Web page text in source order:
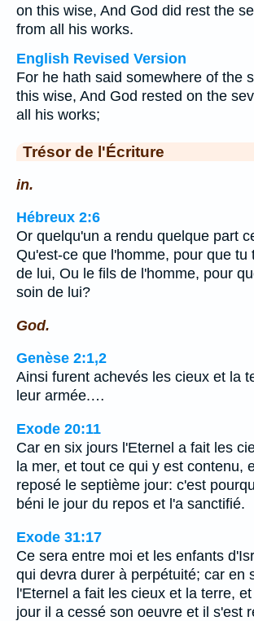
on this wise, And God did rest the
from all his works.
English Revised Version
For he hath said somewhere of the
this wise, And God rested on the
all his works;
Trésor de l'Écriture
in.
Hébreux 2:6
Or quelqu'un a rendu quelque part
Qu'est-ce que l'homme, pour que tu
de lui, Ou le fils de l'homme, pour
soin de lui?
God.
Genèse 2:1,2
Ainsi furent achevés les cieux et la
leur armée.…
Exode 20:11
Car en six jours l'Eternel a fait les
la mer, et tout ce qui y est contenu,
reposé le septième jour: c'est
béni le jour du repos et l'a sanctifié.
Exode 31:17
Ce sera entre moi et les enfants
qui devra durer à perpétuité; car en
l'Eternel a fait les cieux et la terre,
jour il a cessé son oeuvre et il s'est